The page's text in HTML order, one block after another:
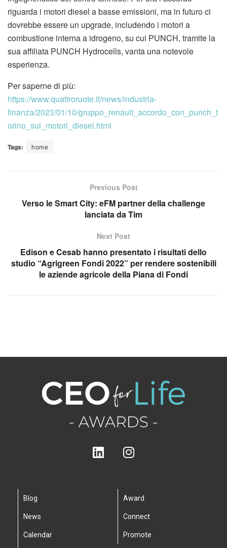
riguarda i motori diesel a basse emissioni, ma in futuro ci
dovrebbe essere un upgrade, includendo i motori a
combustione interna a idrogeno, su cui PUNCH, tramite la
sua affiliata PUNCH Hydrocells, vanta una notevole
esperienza.
Per saperne di più:
https://www.quattroruote.it/news/industria-
finanza/2023/01/10/gruppo_renault_accordo_con_punch_t
orino_sui_motori_diesel.html
Tags: home
Previous Post
Verso le Smart City: eFM partner della challenge
lanciata da Tim
Next Post
Edison e Cesab hanno presentato i risultati dello
studio “Agrigreen Fondi 2022” per rendere sostenibili
le aziende agricole della Piana di Fondi
Blog
News
Calendar
Award
Connect
Promote